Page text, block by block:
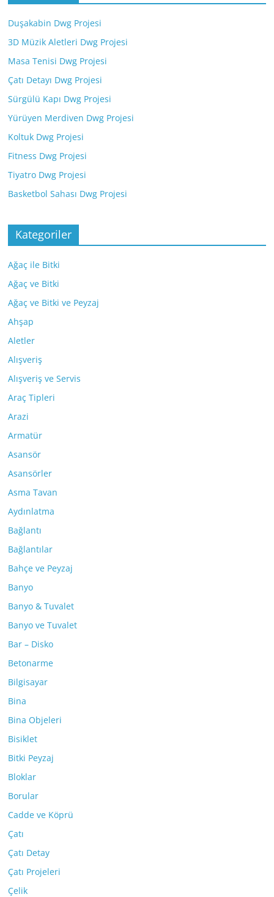
Duşakabin Dwg Projesi
3D Müzik Aletleri Dwg Projesi
Masa Tenisi Dwg Projesi
Çatı Detayı Dwg Projesi
Sürgülü Kapı Dwg Projesi
Yürüyen Merdiven Dwg Projesi
Koltuk Dwg Projesi
Fitness Dwg Projesi
Tiyatro Dwg Projesi
Basketbol Sahası Dwg Projesi
Kategoriler
Ağaç ile Bitki
Ağaç ve Bitki
Ağaç ve Bitki ve Peyzaj
Ahşap
Aletler
Alışveriş
Alışveriş ve Servis
Araç Tipleri
Arazi
Armatür
Asansör
Asansörler
Asma Tavan
Aydınlatma
Bağlantı
Bağlantılar
Bahçe ve Peyzaj
Banyo
Banyo & Tuvalet
Banyo ve Tuvalet
Bar – Disko
Betonarme
Bilgisayar
Bina
Bina Objeleri
Bisiklet
Bitki Peyzaj
Bloklar
Borular
Cadde ve Köprü
Çatı
Çatı Detay
Çatı Projeleri
Çelik